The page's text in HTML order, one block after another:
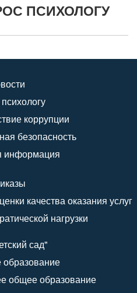
ПСИХОЛОГУ
коррупции
безопасность
информация
качества оказания услуг
нагрузки
сад"
общее образование